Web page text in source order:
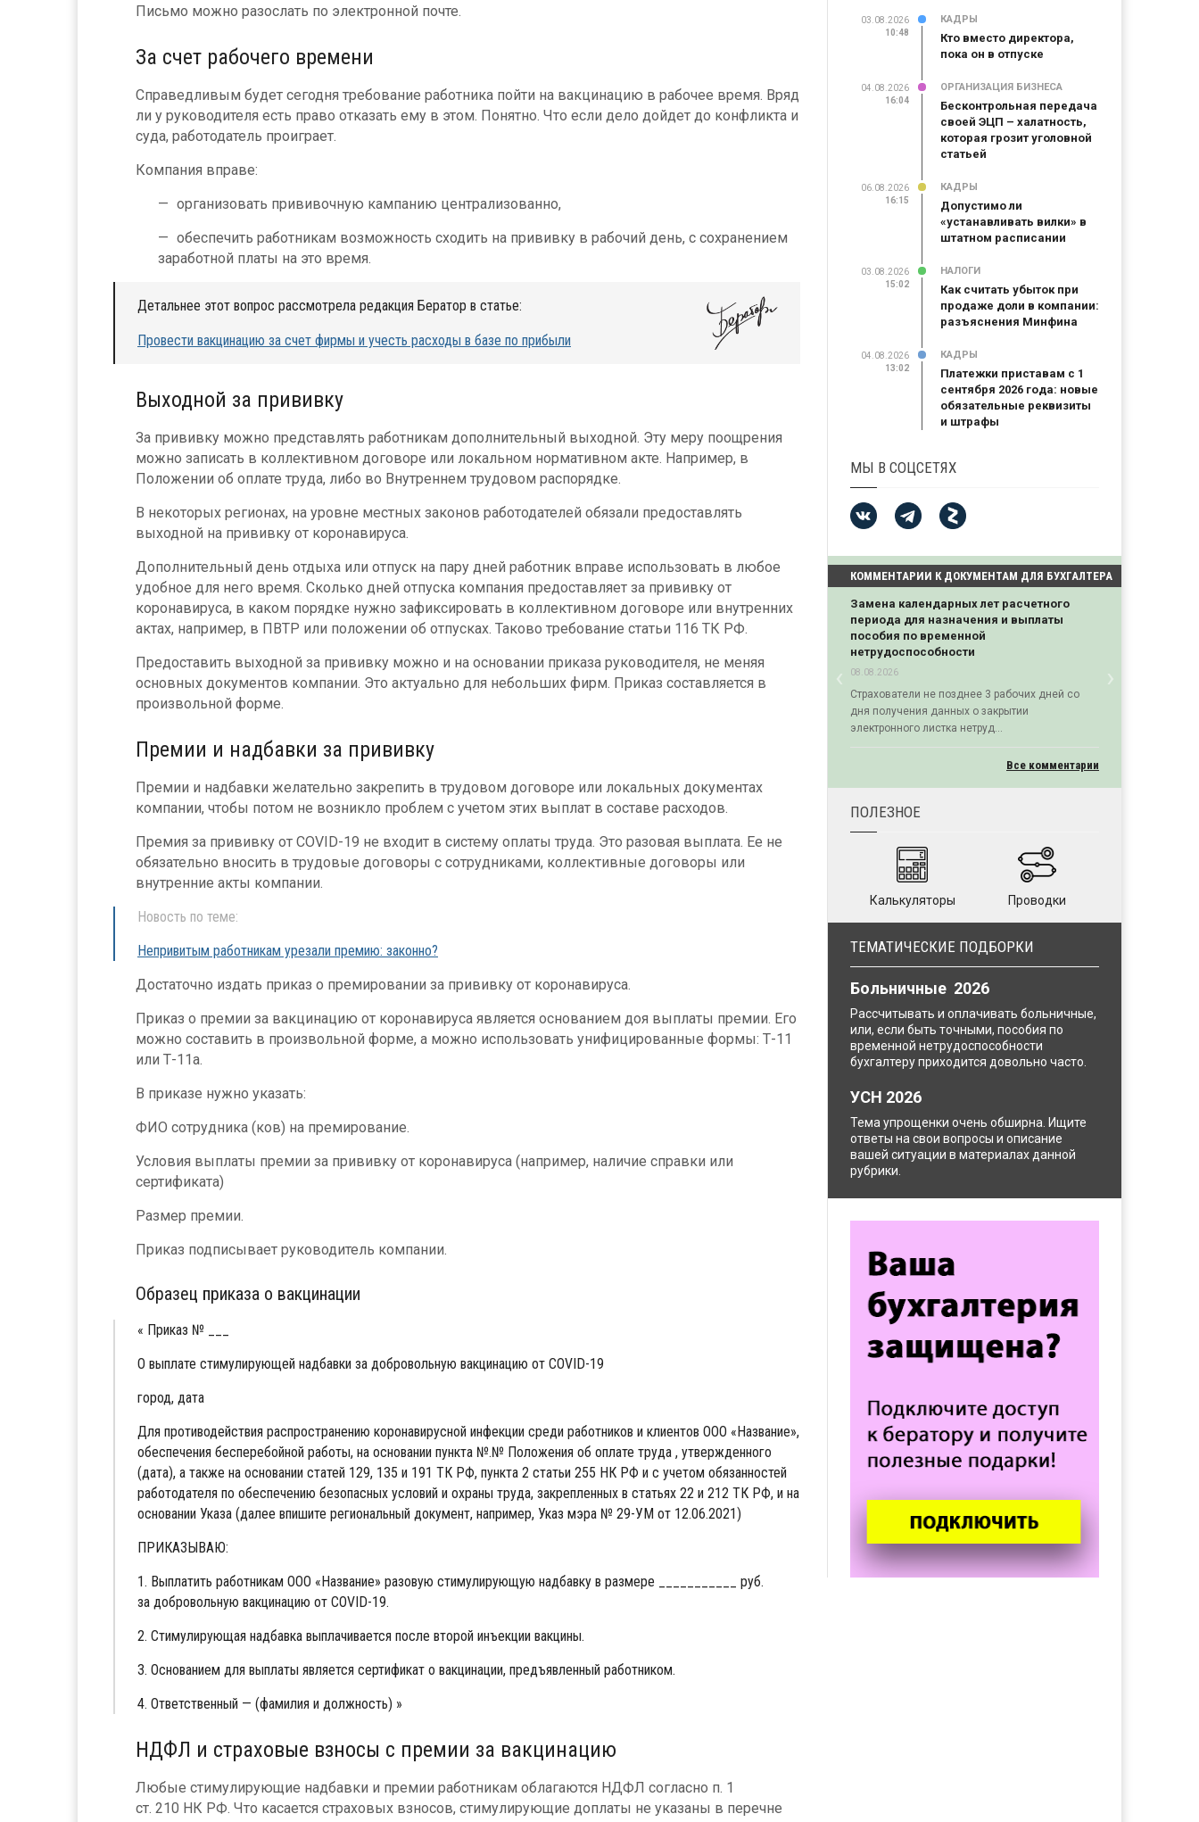
Письмо можно разослать по электронной почте.
За счет рабочего времени
Справедливым будет сегодня требование работника пойти на вакцинацию в рабочее время. Вряд
ли у руководителя есть право отказать ему в этом. Понятно. Что если дело дойдет до конфликта и
суда, работодатель проиграет.
Компания вправе:
организовать прививочную кампанию централизованно,
обеспечить работникам возможность сходить на прививку в рабочий день, с сохранением
заработной платы на это время.
Детальнее этот вопрос рассмотрела редакция Бератор в статье:
Провести вакцинацию за счет фирмы и учесть расходы в базе по прибыли
Выходной за прививку
За прививку можно представлять работникам дополнительный выходной. Эту меру поощрения
можно записать в коллективном договоре или локальном нормативном акте. Например, в
Положении об оплате труда, либо во Внутреннем трудовом распорядке.
В некоторых регионах, на уровне местных законов работодателей обязали предоставлять
выходной на прививку от коронавируса.
Дополнительный день отдыха или отпуск на пару дней работник вправе использовать в любое
удобное для него время. Сколько дней отпуска компания предоставляет за прививку от
коронавируса, в каком порядке нужно зафиксировать в коллективном договоре или внутренних
актах, например, в ПВТР или положении об отпусках. Таково требование статьи 116 ТК РФ.
Предоставить выходной за прививку можно и на основании приказа руководителя, не меняя
основных документов компании. Это актуально для небольших фирм. Приказ составляется в
произвольной форме.
Премии и надбавки за прививку
Премии и надбавки желательно закрепить в трудовом договоре или локальных документах
компании, чтобы потом не возникло проблем с учетом этих выплат в составе расходов.
Премия за прививку от COVID-19 не входит в систему оплаты труда. Это разовая выплата. Ее не
обязательно вносить в трудовые договоры с сотрудниками, коллективные договоры или
внутренние акты компании.
Новость по теме:
Непривитым работникам урезали премию: законно?
Достаточно издать приказ о премировании за прививку от коронавируса.
Приказ о премии за вакцинацию от коронавируса является основанием доя выплаты премии. Его
можно составить в произвольной форме, а можно использовать унифицированные формы: Т-11
или Т-11а.
В приказе нужно указать:
ФИО сотрудника (ков) на премирование.
Условия выплаты премии за прививку от коронавируса (например, наличие справки или
сертификата)
Размер премии.
Приказ подписывает руководитель компании.
Образец приказа о вакцинации
Приказ № ___
О выплате стимулирующей надбавки за добровольную вакцинацию от COVID-19
город, дата
Для противодействия распространению коронавирусной инфекции среди работников и клиентов ООО «Название»,
обеспечения бесперебойной работы, на основании пункта №.№ Положения об оплате труда , утвержденного
(дата), а также на основании статей 129, 135 и 191 ТК РФ, пункта 2 статьи 255 НК РФ и с учетом обязанностей
работодателя по обеспечению безопасных условий и охраны труда, закрепленных в статьях 22 и 212 ТК РФ, и на
основании Указа (далее впишите региональный документ, например, Указ мэра № 29-УМ от 12.06.2021)
ПРИКАЗЫВАЮ:
1. Выплатить работникам ООО «Название» разовую стимулирующую надбавку в размере ___________ руб.
за добровольную вакцинацию от COVID-19.
2. Стимулирующая надбавка выплачивается после второй инъекции вакцины.
3. Основанием для выплаты является сертификат о вакцинации, предъявленный работником.
4. Ответственный — (фамилия и должность)
НДФЛ и страховые взносы с премии за вакцинацию
Любые стимулирующие надбавки и премии работникам облагаются НДФЛ согласно п. 1
ст. 210 НК РФ. Что касается страховых взносов, стимулирующие доплаты не указаны в перечне
03.08.2026
10:48
КАДРЫ
Кто вместо директора,
пока он в отпуске
04.08.2026
16:04
ОРГАНИЗАЦИЯ БИЗНЕСА
Бесконтрольная передача
своей ЭЦП – халатность,
которая грозит уголовной
статьей
06.08.2026
16:15
КАДРЫ
Допустимо ли
«устанавливать вилки» в
штатном расписании
03.08.2026
15:02
НАЛОГИ
Как считать убыток при
продаже доли в компании:
разъяснения Минфина
04.08.2026
13:02
КАДРЫ
Платежки приставам с 1
сентября 2026 года: новые
обязательные реквизиты
и штрафы
МЫ В СОЦСЕТЯХ
КОММЕНТАРИИ К ДОКУМЕНТАМ ДЛЯ БУХГАЛТЕРА
Замена календарных лет расчетного
периода для назначения и выплаты
пособия по временной
нетрудоспособности
08.08.2026
Страхователи не позднее 3 рабочих дней со
дня получения данных о закрытии
электронного листка нетруд...
‹Previous ›Next
Все комментарии
ПОЛЕЗНОЕ
Калькуляторы Проводки
ТЕМАТИЧЕСКИЕ ПОДБОРКИ
Больничные 2026
Рассчитывать и оплачивать больничные,
или, если быть точными, пособия по
временной нетрудоспособности
бухгалтеру приходится довольно часто.
УСН 2026
Тема упрощенки очень обширна. Ищите
ответы на свои вопросы и описание
вашей ситуации в материалах данной
рубрики.